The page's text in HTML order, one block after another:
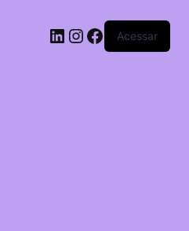
Acessar